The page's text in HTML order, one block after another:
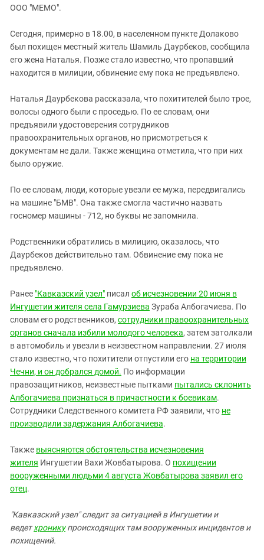
ИНАКОМЫСЛИЕ В ЧЕЧНЕ
ПРЕСЛЕДОВАНИЕ АКТИВИСТОВ
МОБИЛИЗАЦИЯ И ПРОТЕСТЫ
Дагестан
Кабардино-Балкария
Калмыкия
Краснодарский край
Российская Федерация
Ростовская область
СКФО
Ставропольский край
Южная Осетия
Южный Кавказ
ООО "МЕМО".
Сегодня, примерно в 18.00, в населенном пункте Долаково
был похищен местный житель Шамиль Даурбеков, сообщила
его жена Наталья. Позже стало известно, что пропавший
находится в милиции, обвинение ему пока не предъявлено.
Наталья Даурбекова рассказала, что похитителей было трое,
волосы одного были с проседью. По ее словам, они
предъявили удостоверения сотрудников
правоохранительных органов, но присмотреться к
документам не дали. Также женщина отметила, что при них
было оружие.
По ее словам, люди, которые увезли ее мужа, передвигались
на машине "БМВ". Она также смогла частично назвать
госномер машины - 712, но буквы не запомнила.
Родственники обратились в милицию, оказалось, что
Даурбеков действительно там. Обвинение ему пока не
предъявлено.
Ранее "Кавказский узел" писал об исчезновении 20 июня в
Ингушетии жителя села Гамурзиева Зураба Албогачиева. По
словам его родственников, сотрудники правоохранительных
органов сначала избили молодого человека, затем затолкали
в автомобиль и увезли в неизвестном направлении. 27 июля
стало известно, что похитители отпустили его на территории
Чечни, и он добрался домой. По информации
правозащитников, неизвестные пытками пытались склонить
Албогачиева признаться в причастности к боевикам.
Сотрудники Следственного комитета РФ заявили, что не
производили задержания Албогачиева.
Также выясняются обстоятельства исчезновения
жителя Ингушетии Вахи Жовбатырова. О похищении
вооруженными людьми 4 августа Жовбатырова заявил его
отец.
"Кавказский узел" следит за ситуацией в Ингушетии и
ведет хронику происходящих там вооруженных инцидентов и
похищений.